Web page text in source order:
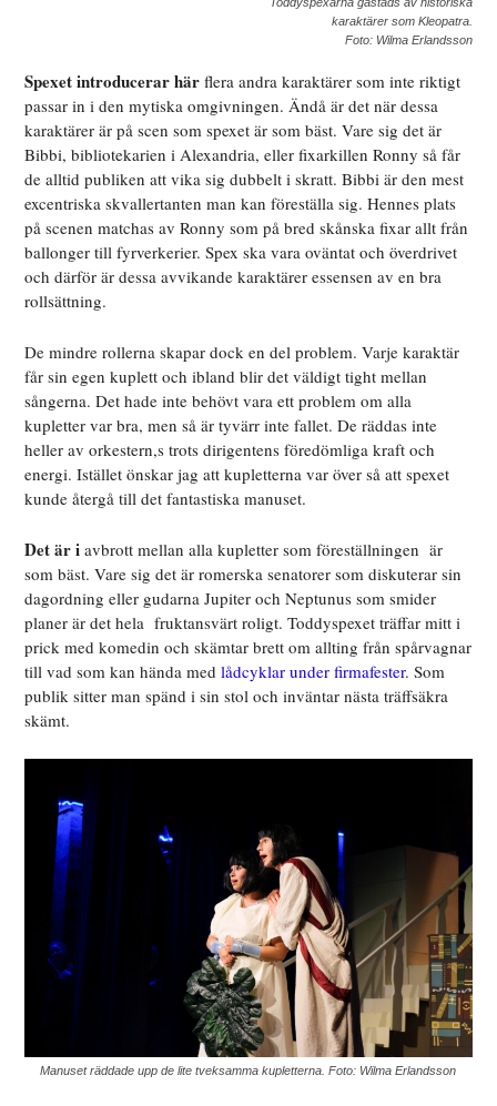
karaktärer som Kleopatra.
Foto: Wilma Erlandsson
Spexet introducerar här flera andra karaktärer som inte riktigt
passar in i den mytiska omgivningen. Ändå är det när dessa
karaktärer är på scen som spexet är som bäst. Vare sig det är
Bibbi, bibliotekarien i Alexandria, eller fixarkillen Ronny så får
de alltid publiken att vika sig dubbelt i skratt. Bibbi är den mest
excentriska skvallertanten man kan föreställa sig. Hennes plats
på scenen matchas av Ronny som på bred skånska fixar allt från
ballonger till fyrverkerier. Spex ska vara oväntat och överdrivet
och därför är dessa avvikande karaktärer essensen av en bra
rollsättning.
De mindre rollerna skapar dock en del problem. Varje karaktär
får sin egen kuplett och ibland blir det väldigt tight mellan
sångerna. Det hade inte behövt vara ett problem om alla
kupletter var bra, men så är tyvärr inte fallet. De räddas inte
heller av orkestern,s trots dirigentens föredömliga kraft och
energi. Istället önskar jag att kupletterna var över så att spexet
kunde återgå till det fantastiska manuset.
Det är i avbrott mellan alla kupletter som föreställningen är
som bäst. Vare sig det är romerska senatorer som diskuterar sin
dagordning eller gudarna Jupiter och Neptunus som smider
planer är det hela fruktansvärt roligt. Toddyspexet träffar mitt i
prick med komedin och skämtar brett om allting från spårvagnar
till vad som kan hända medlådcyklar under firmafester. Som
publik sitter man spänd i sin stol och inväntar nästa träffsäkra
skämt.
Manuset räddade upp de lite tveksamma kupletterna. Foto: Wilma Erlandsson